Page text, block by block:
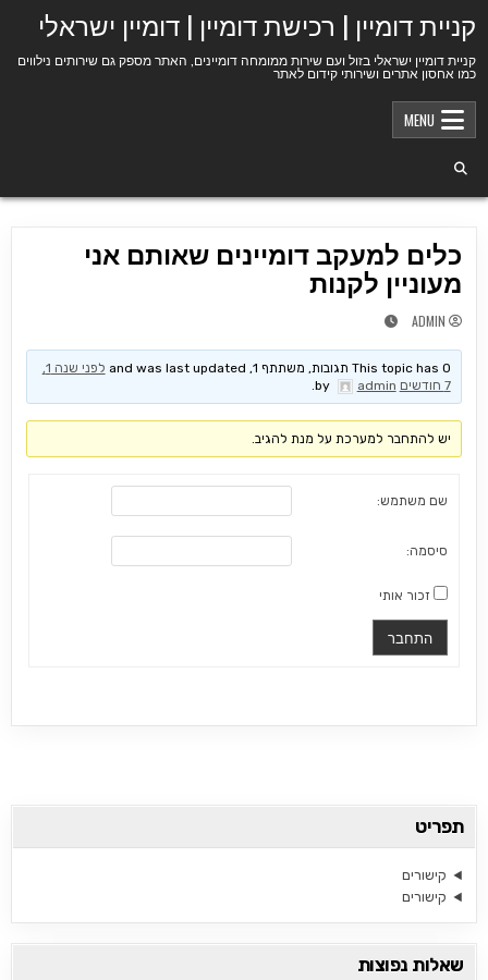
קניית דומיין | רכישת דומיין | דומיין ישראלי
קניית דומיין ישראלי בזול ועם שירות ממומחה דומיינים, האתר מספק גם שירותים נילווים
כמו אחסון אתרים ושירותי קידום לאתר
MENU
כלים למעקב דומיינים שאותם אני
מעוניין לקנות
ADMIN
This topic has 0 תגובות, משתתף 1, and was last updated
לפני שנה 1,
7 חודשים
admin
.
יש להתחבר למערכת על מנת להגיב.
שם משתמש:
סיסמה:
זכור אותי
התחבר
תפריט
קישורים
קישורים
שאלות נפוצות